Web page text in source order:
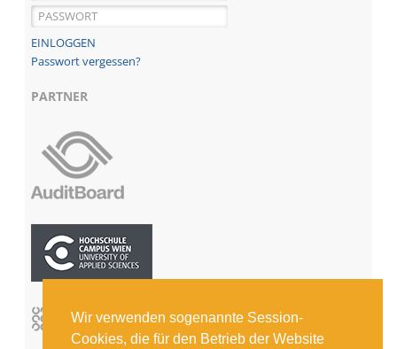
Wir verwenden sogenannte Session-
Cookies, die für den Betrieb der Website
Passwort vergessen?
PARTNER